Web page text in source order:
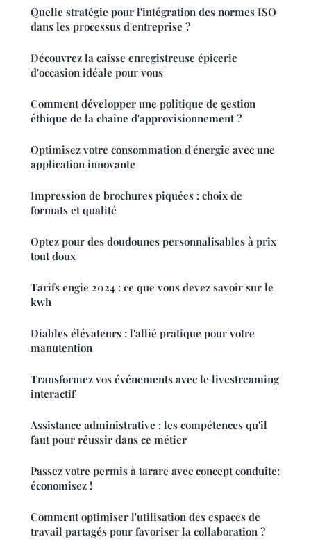
Quelle stratégie pour l'intégration des normes ISO
dans les processus d'entreprise ?
Découvrez la caisse enregistreuse épicerie
d'occasion idéale pour vous
Comment développer une politique de gestion
éthique de la chaîne d'approvisionnement ?
Optimisez votre consommation d'énergie avec une
application innovante
Impression de brochures piquées : choix de
formats et qualité
Optez pour des doudounes personnalisables à prix
tout doux
Tarifs engie 2024 : ce que vous devez savoir sur le
kwh
Diables élévateurs : l'allié pratique pour votre
manutention
Transformez vos événements avec le livestreaming
interactif
Assistance administrative : les compétences qu'il
faut pour réussir dans ce métier
Passez votre permis à tarare avec concept conduite:
économisez !
Comment optimiser l'utilisation des espaces de
travail partagés pour favoriser la collaboration ?